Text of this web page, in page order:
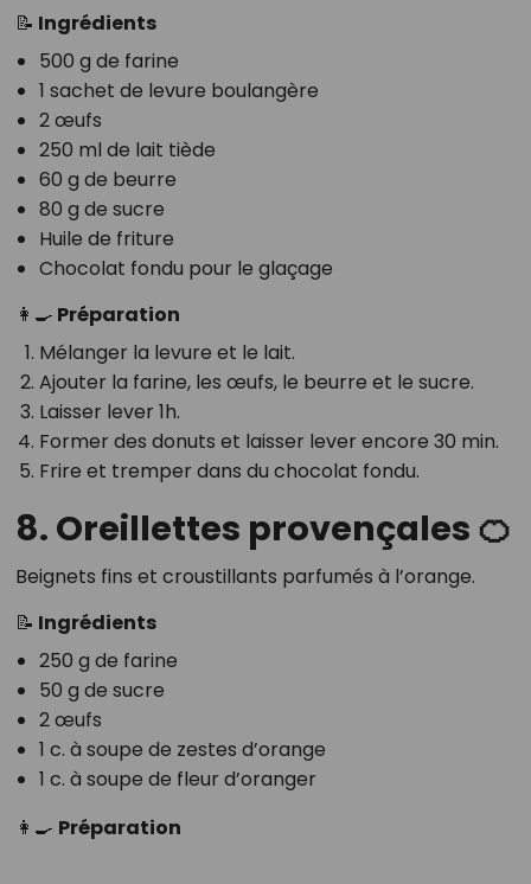
📝 Ingrédients
500 g de farine
1 sachet de levure boulangère
2 œufs
250 ml de lait tiède
60 g de beurre
80 g de sucre
Huile de friture
Chocolat fondu pour le glaçage
👩‍🍳 Préparation
Mélanger la levure et le lait.
Ajouter la farine, les œufs, le beurre et le sucre.
Laisser lever 1h.
Former des donuts et laisser lever encore 30 min.
Frire et tremper dans du chocolat fondu.
8. Oreillettes provençales 🍊
Beignets fins et croustillants parfumés à l’orange.
📝 Ingrédients
250 g de farine
50 g de sucre
2 œufs
1 c. à soupe de zestes d’orange
1 c. à soupe de fleur d’oranger
👩‍🍳 Préparation